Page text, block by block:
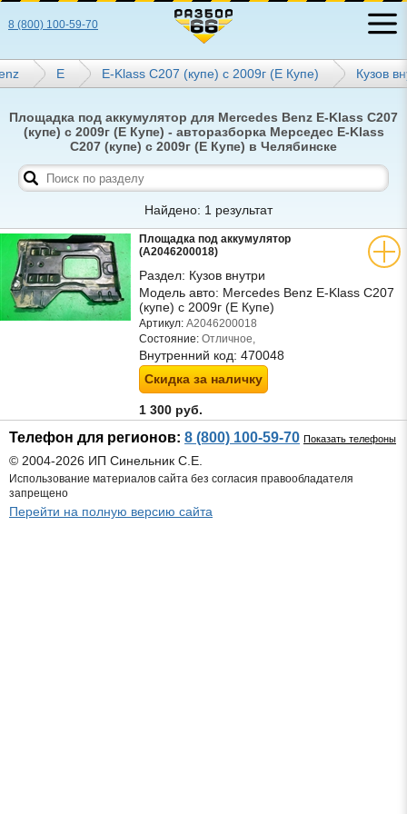
8 (800) 100-59-70
E E-Klass C207 (купе) с 2009г (Е Купе) Кузов
Площадка под аккумулятор для Mercedes Benz E-Klass C207
(купе) с 2009г (Е Купе) - авторазборка Мерседес E-Klass
C207 (купе) с 2009г (Е Купе) в Челябинске
Найдено: 1 результат
Площадка под аккумулятор
(A2046200018)
Раздел: Кузов внутри
Модель авто: Mercedes Benz E-Klass C207
(купе) с 2009г (Е Купе)
Артикул: A2046200018
Состояние: Отличное,
Внутренний код: 470048
Скидка за наличку
1 300 руб.
Телефон для регионов: 8 (800) 100-59-70 Показать телефоны
© 2004-2026 ИП Синельник С.Е.
Использование материалов сайта без согласия правообладателя
запрещено
Перейти на полную версию сайта